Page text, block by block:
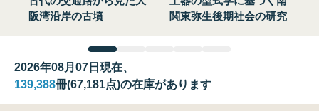
阪湾沿岸の古墳
関東弥生後期社会の研究
2026年08月07日現在、
139,388冊(67,181点)の在庫があります